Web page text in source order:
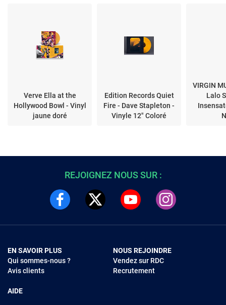
Verve Ella at the
Hollywood Bowl - Vinyl
jaune doré
Edition Records Quiet
Fire - Dave Stapleton -
Vinyle 12" Coloré
VIRGIN
Lalo
REJOIGNEZ NOUS SUR :
EN SAVOIR PLUS
Qui sommes-nous ?
Avis clients
AIDE
NOUS REJOINDRE
Vendez sur RDC
Recrutement